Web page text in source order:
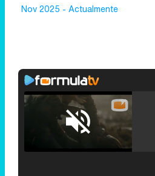
Nov 2025 - Actualmente
Unmute
Loaded: